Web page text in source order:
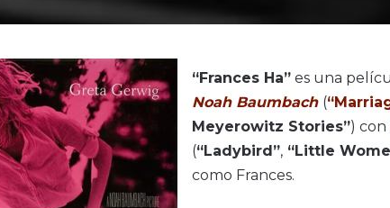
“Frances Ha” es una
Noah Baumbach (
Meyerowitz Stories”) con
(“Ladybird”, “Little
como Frances.